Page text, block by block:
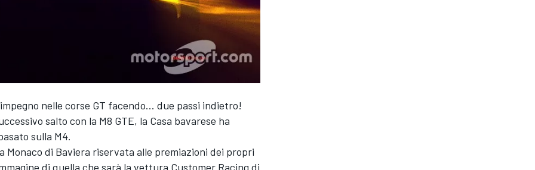
nelle corse GT facendo... due passi indietro!
salto con la M8 GTE, la Casa bavarese ha
sulla M4.
Monaco di Baviera riservata alle premiazioni dei propri
di quella che sarà la vettura Customer Racing di